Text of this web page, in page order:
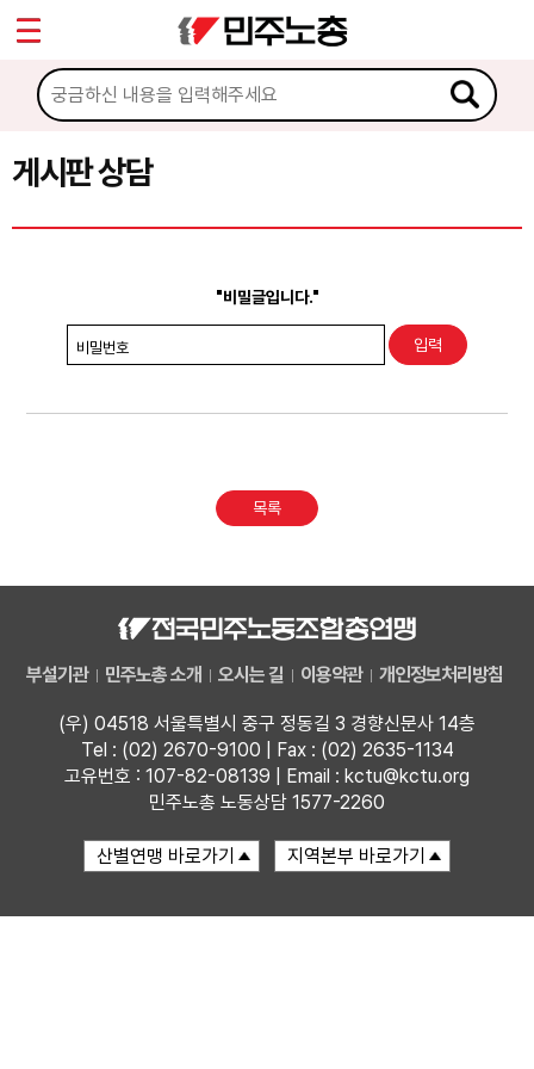
게시판 상담
"비밀글입니다."
비밀번호
목록
부설기관 민주노총 소개 오시는 길 이용약관 개인정보처리방침
(우) 04518 서울특별시 중구 정동길 3 경향신문사 14층
Tel : (02) 2670-9100 | Fax : (02) 2635-1134
고유번호 : 107-82-08139 | Email : kctu@kctu.org
민주노총 노동상담 1577-2260
마이페이지
소개
소식
노동상담
권리찾기수첩 검색
찾아보기
Sketchbook5, 스케치북5
Sketchbook5, 스케치북5